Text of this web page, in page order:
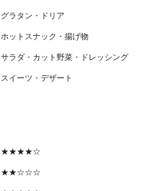
グラタン・ドリア
ホットスナック・揚げ物
サラダ・カット野菜・ドレッシング
スイーツ・デザート
★★★★☆
★★☆☆☆